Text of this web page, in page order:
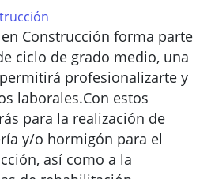
Construcción forma parte
ciclo de grado medio, una
profesionalizarte y
laborales.Con estos
para la realización de
y/o hormigón para el
así como a la